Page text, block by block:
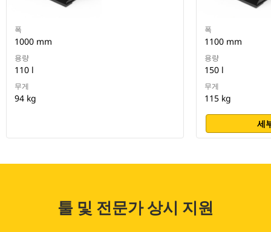
폭
1000 mm
용량
110 l
무게
94 kg
폭
1100 mm
용량
150 l
무게
115 kg
세
툴 및 전문가 상시 지원